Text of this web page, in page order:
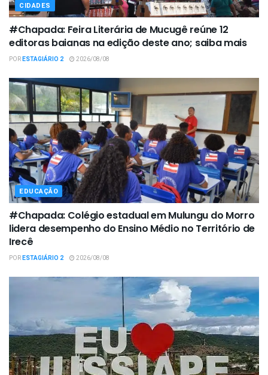
CIDADES
#Chapada: Feira Literária de Mucugê reúne 12
editoras baianas na edição deste ano; saiba mais
PORESTAGIÁRIO 2 2026/08/08
EDUCAÇÃO
#Chapada: Colégio estadual em Mulungu do Morro
lidera desempenho do Ensino Médio no Território de
Irecê
PORESTAGIÁRIO 2 2026/08/08